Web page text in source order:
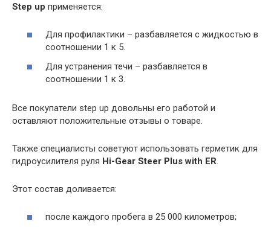
Step up применяется:
Для профилактики – разбавляется с жидкостью в
соотношении 1 к 5.
Для устранения течи – разбавляется в
соотношении 1 к 3.
Все покупатели step up довольны его работой и
оставляют положительные отзывы о товаре.
Также специалисты советуют использовать герметик для
гидроусилителя руля Hi-Gear Steer Plus with ER.
Этот состав доливается:
после каждого пробега в 25 000 километров;